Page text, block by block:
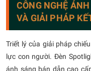
CÔNG NGHỆ
VÀ GIẢI PHÁP
Triết lý của giải pháp
lực con người. Đèn
ánh sáng bán dẫn cao